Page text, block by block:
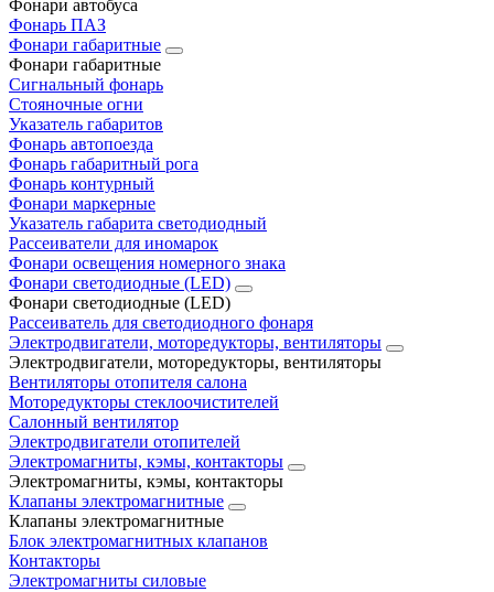
Фонари автобуса
Фонарь ПАЗ
Фонари габаритные
Фонари габаритные
Сигнальный фонарь
Стояночные огни
Указатель габаритов
Фонарь автопоезда
Фонарь габаритный рога
Фонарь контурный
Фонари маркерные
Указатель габарита светодиодный
Рассеиватели для иномарок
Фонари освещения номерного знака
Фонари светодиодные (LED)
Фонари светодиодные (LED)
Рассеиватель для светодиодного фонаря
Электродвигатели, моторедукторы, вентиляторы
Электродвигатели, моторедукторы, вентиляторы
Вентиляторы отопителя салона
Моторедукторы стеклоочистителей
Салонный вентилятор
Электродвигатели отопителей
Электромагниты, кэмы, контакторы
Электромагниты, кэмы, контакторы
Клапаны электромагнитные
Клапаны электромагнитные
Блок электромагнитных клапанов
Контакторы
Электромагниты силовые